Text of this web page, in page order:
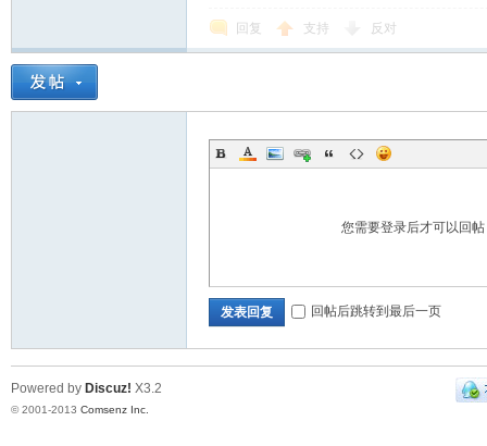
回复 支持 反对
您需要登录后才可以回帖
发表回复 回帖后跳转到最后一页
Powered by Discuz! X3.2
© 2001-2013 Comsenz Inc.